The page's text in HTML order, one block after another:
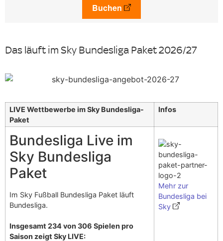
Buchen
Das läuft im Sky Bundesliga Paket 2026/27
LIVE Wettbewerbe im Sky Bundesliga-
Paket
Infos
Bundesliga Live im
Sky Bundesliga
Paket
Im Sky Fußball Bundesliga Paket läuft
Bundesliga.
Insgesamt 234 von 306 Spielen pro
Saison zeigt Sky LIVE:
Mehr zur
Bundesliga bei
Sky